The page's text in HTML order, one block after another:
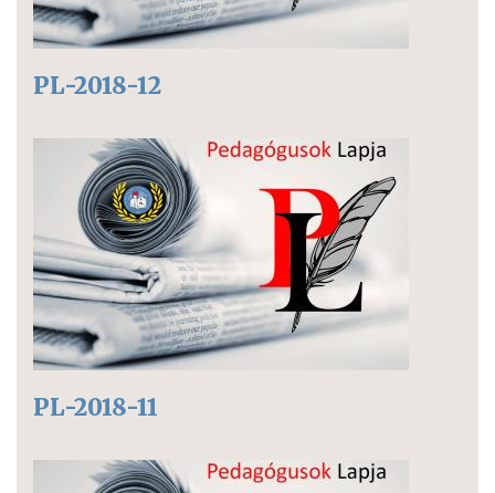
PL-2018-12
PL-2018-11